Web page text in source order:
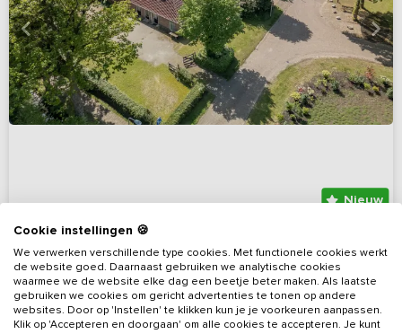
Nieuw
Nieuw - Groepsverblijf met hottub en sauna
nabij Drents-Friese Wold
Op 3 km van Wapse
Drenthe, omgeving Drents- Friese Wold
19 - 42 19 19 2
Cookie instellingen 🍪
We verwerken verschillende type cookies. Met functionele cookies werkt
de website goed. Daarnaast gebruiken we analytische cookies
waarmee we de website elke dag een beetje beter maken. Als laatste
gebruiken we cookies om gericht advertenties te tonen op andere
websites. Door op 'Instellen' te klikken kun je je voorkeuren aanpassen.
Klik op 'Accepteren en doorgaan' om alle cookies te accepteren. Je kunt